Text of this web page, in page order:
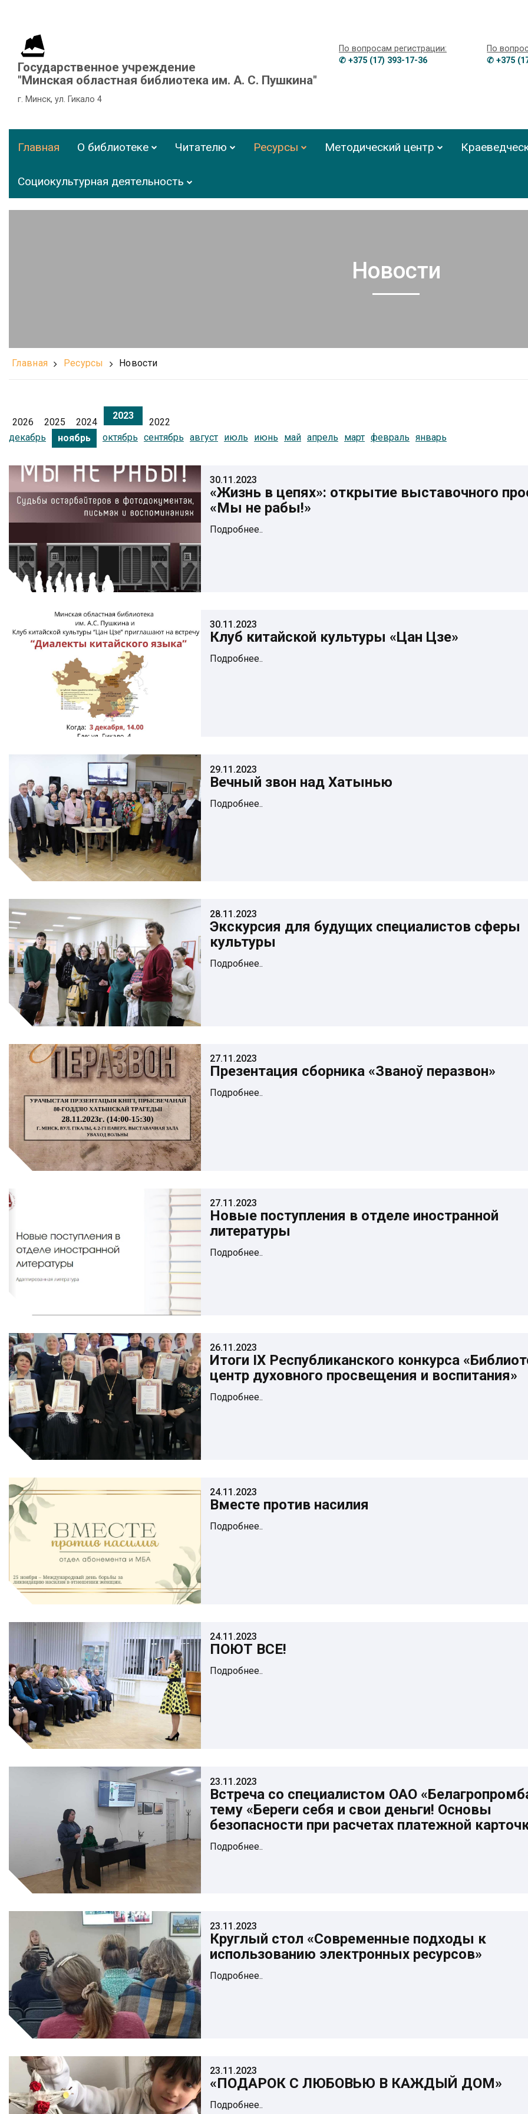
Государственное учреждение
"Минская областная библиотека им. А. С. Пушкина"
г. Минск, ул. Гикало 4
По вопросам регистрации:
✆ +375 (17) 393-17-36
По
✆ +375
Главная О библиотеке Читателю Ресурсы Методический центр
Социокультурная деятельность
Новости
Главная Ресурсы Новости
2026 2025 2024
2023
2022
декабрь
ноябрь октябрь сентябрь август июль июнь май апрель март февраль январь
30.11.2023
«Жизнь в цепях»: открытие выставочного
«Мы не рабы!»
Подробнее..
30.11.2023
Клуб китайской культуры «Цан Цзе»
Подробнее..
29.11.2023
Вечный звон над Хатынью
Подробнее..
28.11.2023
Экскурсия для будущих специалистов сферы
культуры
Подробнее..
27.11.2023
Презентация сборника «Званоў перазвон»
Подробнее..
27.11.2023
Новые поступления в отделе иностранной
литературы
Подробнее..
26.11.2023
Итоги ІХ Республиканского конкурса
центр духовного просвещения и воспитания»
Подробнее..
24.11.2023
Вместе против насилия
Подробнее..
24.11.2023
ПОЮТ ВСЕ!
Подробнее..
23.11.2023
Встреча со специалистом ОАО
тему «Береги себя и свои деньги! Основы
безопасности при расчетах платежной
Подробнее..
23.11.2023
Круглый стол «Современные подходы к
использованию электронных ресурсов»
Подробнее..
23.11.2023
«ПОДАРОК С ЛЮБОВЬЮ В КАЖДЫЙ ДОМ»
Подробнее..